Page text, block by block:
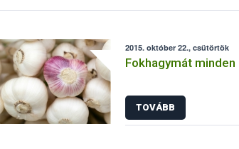
2015. október 22., csütörtök
Fokhagymát
TOVÁBB